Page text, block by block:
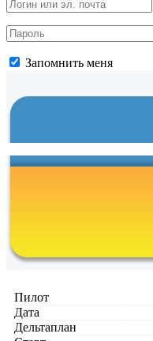
Запомнить меня
Пилот
Дата
Дельтаплан